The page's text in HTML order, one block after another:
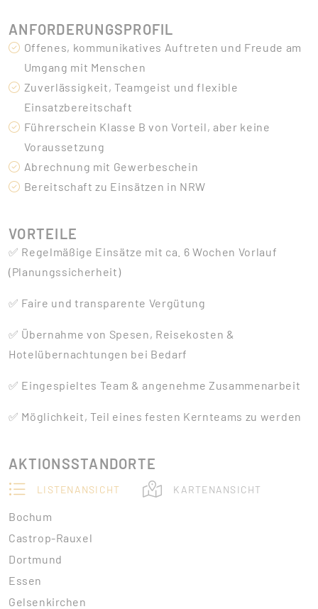
ANFORDERUNGSPROFIL
Offenes, kommunikatives Auftreten und Freude am
Umgang mit Menschen
Zuverlässigkeit, Teamgeist und flexible
Einsatzbereitschaft
Führerschein Klasse B von Vorteil, aber keine
Voraussetzung
Abrechnung mit Gewerbeschein
Bereitschaft zu Einsätzen in NRW
VORTEILE
✅ Regelmäßige Einsätze mit ca. 6 Wochen Vorlauf
(Planungssicherheit)
✅ Faire und transparente Vergütung
✅ Übernahme von Spesen, Reisekosten &
Hotelübernachtungen bei Bedarf
✅ Eingespieltes Team & angenehme Zusammenarbeit
✅ Möglichkeit, Teil eines festen Kernteams zu werden
AKTIONSSTANDORTE
LISTENANSICHT KARTENANSICHT
Bochum
Castrop-Rauxel
Dortmund
Essen
Gelsenkirchen